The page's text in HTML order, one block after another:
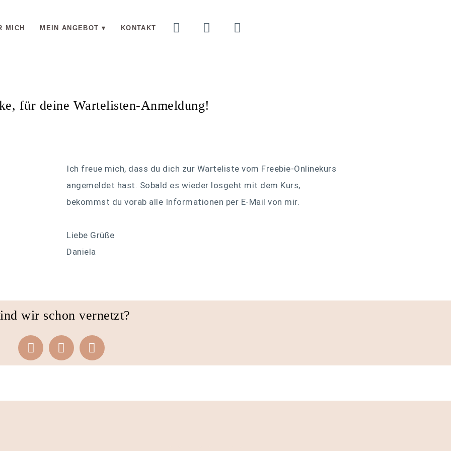
MICH MEIN ANGEBOT KONTAKT
für deine Wartelisten-Anmeldung!
Ich freue mich, dass du dich zur Warteliste vom Freebie-Onlinekurs
angemeldet hast. Sobald es wieder losgeht mit dem Kurs,
bekommst du vorab alle Informationen per E-Mail von mir.
Liebe Grüße
Daniela
wir schon vernetzt?